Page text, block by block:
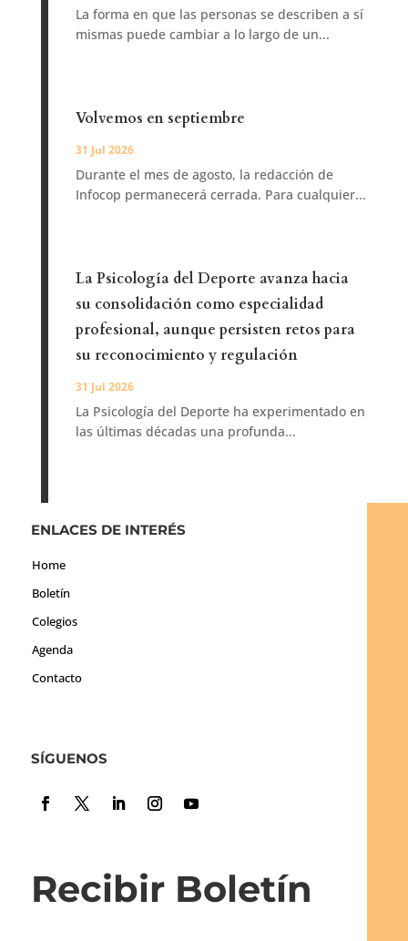
La forma en que las personas se describen a sí
mismas puede cambiar a lo largo de un...
Volvemos en septiembre
31 Jul 2026
Durante el mes de agosto, la redacción de
Infocop permanecerá cerrada. Para cualquier...
La Psicología del Deporte avanza hacia
su consolidación como especialidad
profesional, aunque persisten retos para
su reconocimiento y regulación
31 Jul 2026
La Psicología del Deporte ha experimentado en
las últimas décadas una profunda...
ENLACES DE INTERÉS
Home
Boletín
Colegios
Agenda
Contacto
SÍGUENOS
Recibir Boletín